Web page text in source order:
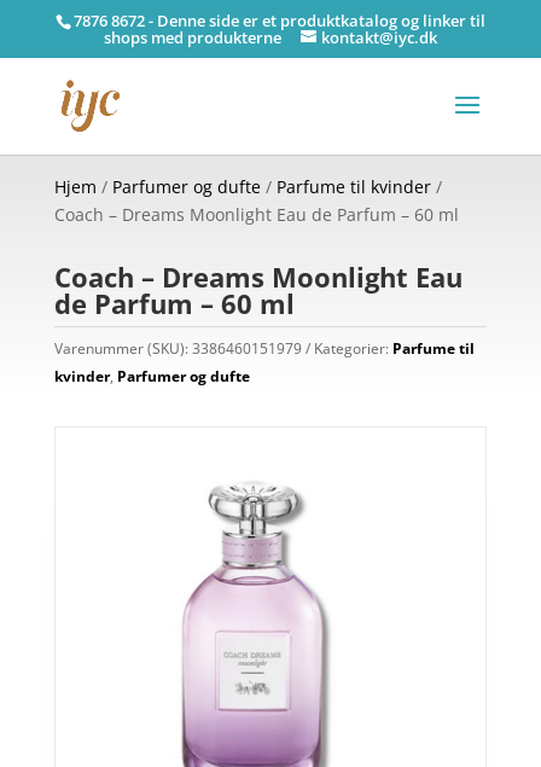
7876 8672 - Denne side er et produktkatalog og linker til
shops med produkterne kontakt@iyc.dk
Hjem / Parfumer og dufte/ Parfume til kvinder/
Coach – Dreams Moonlight Eau de Parfum – 60 ml
Coach – Dreams Moonlight Eau
de Parfum – 60 ml
Varenummer (SKU):3386460151979 Kategorier: Parfume til
kvinder, Parfumer og dufte